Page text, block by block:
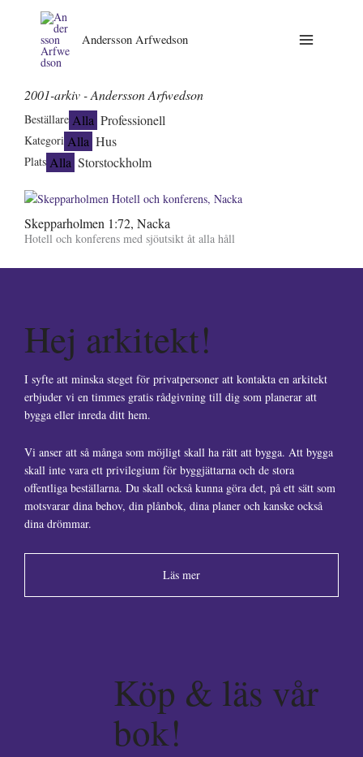
Andersson Arfwedson
2001-arkiv - Andersson Arfwedson
Beställare Alla Professionell
Kategori Alla Hus
Plats Alla Storstockholm
Skepparholmen 1:72, Nacka
Hotell och konferens med sjöutsikt åt alla håll
Hej arkitekt!
I syfte att minska steget för privatpersoner att kontakta en arkitekt
erbjuder vi en timmes gratis rådgivning till dig som planerar att
bygga eller inreda ditt hem.
Vi anser att så många som möjligt skall ha rätt att bygga. Att bygga
skall inte vara ett privilegium för byggjättarna och de stora
offentliga beställarna. Du skall också kunna göra det, på ett sätt som
motsvarar dina behov, din plånbok, dina planer och kanske också
dina drömmar.
Läs mer
Köp & läs vår
bok!